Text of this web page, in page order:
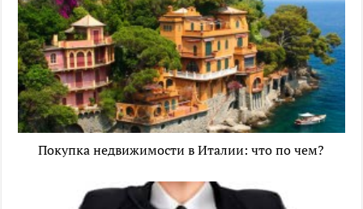
Покупка недвижимости в Италии: что по чем?